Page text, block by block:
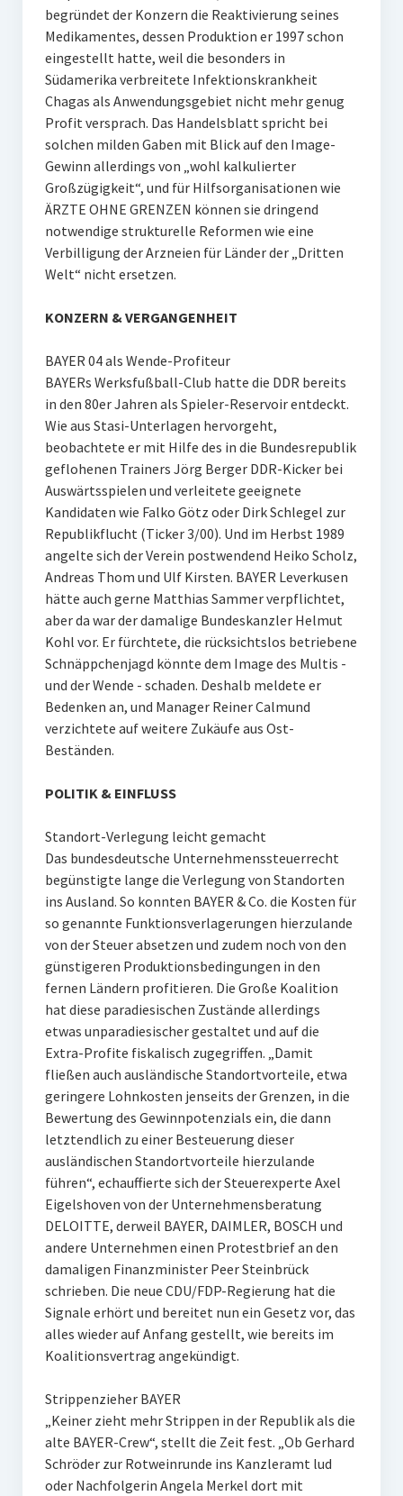
begründet der Konzern die Reaktivierung seines
Medikamentes, dessen Produktion er 1997 schon
eingestellt hatte, weil die besonders in
Südamerika verbreitete Infektionskrankheit
Chagas als Anwendungsgebiet nicht mehr genug
Profit versprach. Das Handelsblatt spricht bei
solchen milden Gaben mit Blick auf den Image-
Gewinn allerdings von „wohl kalkulierter
Großzügigkeit“, und für Hilfsorganisationen wie
ÄRZTE OHNE GRENZEN können sie dringend
notwendige strukturelle Reformen wie eine
Verbilligung der Arzneien für Länder der „Dritten
Welt“ nicht ersetzen.
KONZERN & VERGANGENHEIT
BAYER 04 als Wende-Profiteur
BAYERs Werksfußball-Club hatte die DDR bereits
in den 80er Jahren als Spieler-Reservoir entdeckt.
Wie aus Stasi-Unterlagen hervorgeht,
beobachtete er mit Hilfe des in die Bundesrepublik
geflohenen Trainers Jörg Berger DDR-Kicker bei
Auswärtsspielen und verleitete geeignete
Kandidaten wie Falko Götz oder Dirk Schlegel zur
Republikflucht (Ticker 3/00). Und im Herbst 1989
angelte sich der Verein postwendend Heiko Scholz,
Andreas Thom und Ulf Kirsten. BAYER Leverkusen
hätte auch gerne Matthias Sammer verpflichtet,
aber da war der damalige Bundeskanzler Helmut
Kohl vor. Er fürchtete, die rücksichtslos betriebene
Schnäppchenjagd könnte dem Image des Multis -
und der Wende - schaden. Deshalb meldete er
Bedenken an, und Manager Reiner Calmund
verzichtete auf weitere Zukäufe aus Ost-
Beständen.
POLITIK & EINFLUSS
Standort-Verlegung leicht gemacht
Das bundesdeutsche Unternehmenssteuerrecht
begünstigte lange die Verlegung von Standorten
ins Ausland. So konnten BAYER & Co. die Kosten für
so genannte Funktionsverlagerungen hierzulande
von der Steuer absetzen und zudem noch von den
günstigeren Produktionsbedingungen in den
fernen Ländern profitieren. Die Große Koalition
hat diese paradiesischen Zustände allerdings
etwas unparadiesischer gestaltet und auf die
Extra-Profite fiskalisch zugegriffen. „Damit
fließen auch ausländische Standortvorteile, etwa
geringere Lohnkosten jenseits der Grenzen, in die
Bewertung des Gewinnpotenzials ein, die dann
letztendlich zu einer Besteuerung dieser
ausländischen Standortvorteile hierzulande
führen“, echauffierte sich der Steuerexperte Axel
Eigelshoven von der Unternehmensberatung
DELOITTE, derweil BAYER, DAIMLER, BOSCH und
andere Unternehmen einen Protestbrief an den
damaligen Finanzminister Peer Steinbrück
schrieben. Die neue CDU/FDP-Regierung hat die
Signale erhört und bereitet nun ein Gesetz vor, das
alles wieder auf Anfang gestellt, wie bereits im
Koalitionsvertrag angekündigt.
Strippenzieher BAYER
„Keiner zieht mehr Strippen in der Republik als die
alte BAYER-Crew“, stellt die Zeit fest. „Ob Gerhard
Schröder zur Rotweinrunde ins Kanzleramt lud
oder Nachfolgerin Angela Merkel dort mit